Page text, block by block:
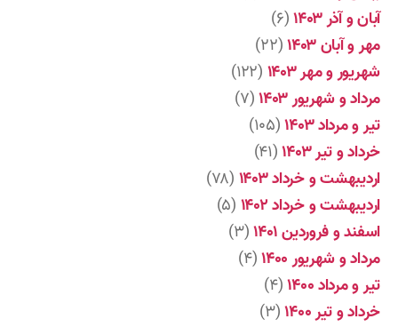
آبان و آذر ۱۴۰۳
(۶)
مهر و آبان ۱۴۰۳
(۲۲)
شهریور و مهر ۱۴۰۳
(۱۲۲)
مرداد و شهریور ۱۴۰۳
(۷)
تیر و مرداد ۱۴۰۳
(۱۰۵)
خرداد و تیر ۱۴۰۳
(۴۱)
اردیبهشت و خرداد ۱۴۰۳
(۷۸)
اردیبهشت و خرداد ۱۴۰۲
(۵)
اسفند و فروردین ۱۴۰۱
(۳)
مرداد و شهریور ۱۴۰۰
(۴)
تیر و مرداد ۱۴۰۰
(۴)
خرداد و تیر ۱۴۰۰
(۳)